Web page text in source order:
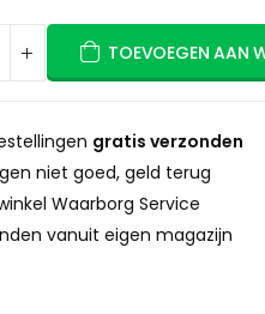
TOEVOEGEN AAN
gratis verzonden
niet goed, geld terug
Waarborg Service
vanuit eigen magazijn